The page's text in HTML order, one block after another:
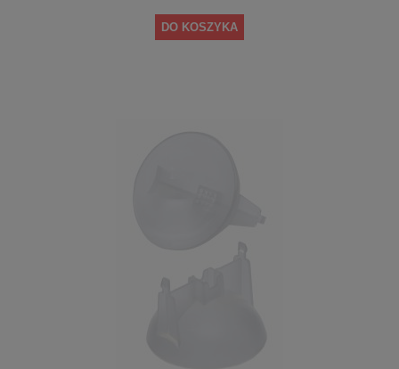
DO KOSZYKA